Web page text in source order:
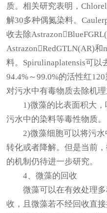
质。相关研究表明，
解30多种偶氮染料。
收去除
AstrazonRedGTLN(AR)
料。Spirulinaplatensis可以
94.4%～99.0%的活性红
对污水中有毒物质去除机理
1)微藻的比表面积大，
污水中的染料等毒性物质。
2)微藻细胞可以将污水
转化或者降解。但是当前
的机制仍待进一步研究。
4、微藻的回收
微藻可以在有效处理多
收，且微藻若不经回收直